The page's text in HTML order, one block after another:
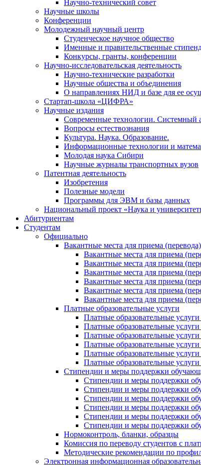
Научно-технический совет
Научные школы
Конференции
Молодежный научный центр
Студенческое научное общество
Именные и правительственные
Конкурсы, гранты, конференции
Научно-исследовательская деятельность
Научно-технические разработки
Научные общества и объединения
О направлениях НИД и базе для ее
Стартап-школа «ЦИФРА»
Научные издания
Современные технологии. Системный
Вопросы естествознания
Культура. Наука. Образование.
Информационные технологии и
Молодая наука Сибири
Научные журналы транспортных вузов
Патентная деятельность
Изобретения
Полезные модели
Программы для ЭВМ и базы данных
Национальный проект «Наука и
Абитуриентам
Студентам
Официально
Вакантные места для приема
Вакантные места для приема
Вакантные места для приема
Вакантные места для приема
Вакантные места для приема
Вакантные места для приема
Вакантные места для приема
Платные образовательные услуги
Платные образовательные
Платные образовательные
Платные образовательные
Платные образовательные
Платные образовательные
Платные образовательные
Стипендии и меры поддержки
Стипендии и меры поддержки
Стипендии и меры поддержки
Стипендии и меры поддержки
Стипендии и меры поддержки
Стипендии и меры поддержки
Стипендии и меры поддержки
Нормоконтроль, бланки, образцы
Комиссия по переводу студентов с
Методические рекомендации по
Электронная информационная